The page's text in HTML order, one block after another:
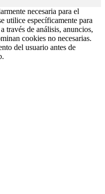
necesaria para el
utilice específicamente para
través de análisis, anuncios,
cookies no necesarias.
del usuario antes de